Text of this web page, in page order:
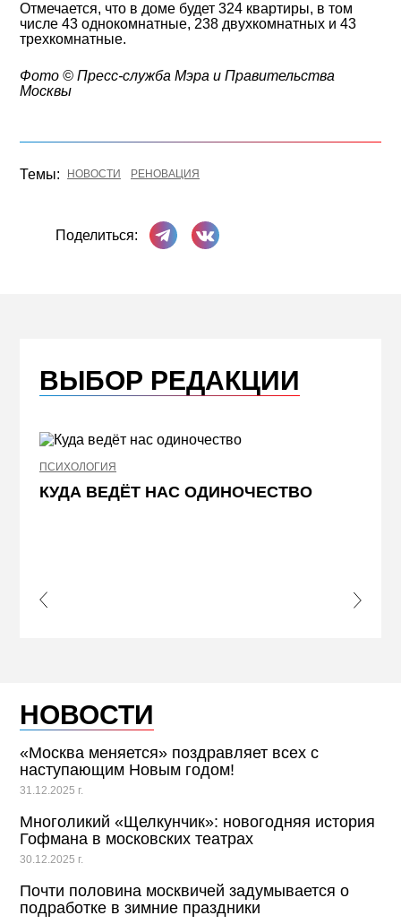
Отмечается, что в доме будет 324 квартиры, в том
числе 43 однокомнатные, 238 двухкомнатных и 43
трехкомнатные.
Фото © Пресс-служба Мэра и Правительства
Москвы
Темы: НОВОСТИ РЕНОВАЦИЯ
Поделиться:
Поделиться в Телеграме
Поделиться ВКонтакте
ВЫБОР РЕДАКЦИИ
ПСИХОЛОГИЯ
КУДА ВЕДЁТ НАС ОДИНОЧЕСТВО
Slide
Next
НОВОСТИ
«Москва меняется» поздравляет всех с
наступающим Новым годом!
31.12.2025 г.
Многоликий «Щелкунчик»: новогодняя история
Гофмана в московских театрах
30.12.2025 г.
Почти половина москвичей задумывается о
подработке в зимние праздники